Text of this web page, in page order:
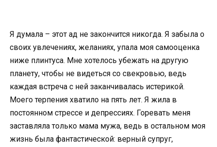
Я думала – этот ад не закончится никогда. Я забыла о
своих увлечениях, желаниях, упала моя самооценка
ниже плинтуса. Мне хотелось убежать на другую
планету, чтобы не видеться со свекровью, ведь
каждая встреча с ней заканчивалась истерикой.
Моего терпения хватило на пять лет. Я жила в
постоянном стрессе и депрессиях. Горевать меня
заставляла только мама мужа, ведь в остальном моя
жизнь была фантастической: верный супруг,